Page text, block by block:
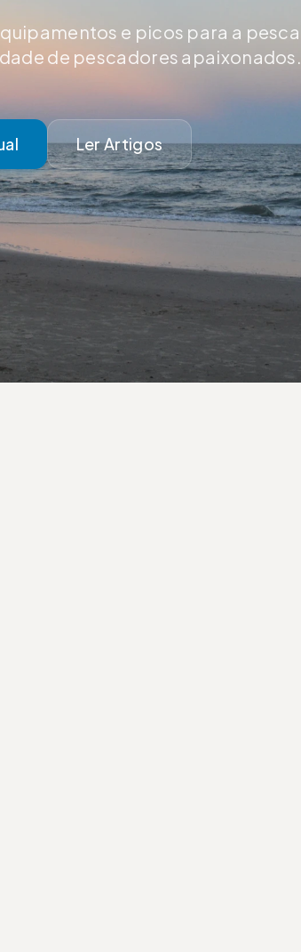
e picos para a pesca
de pescadores apaixonados.
Ler Artigos